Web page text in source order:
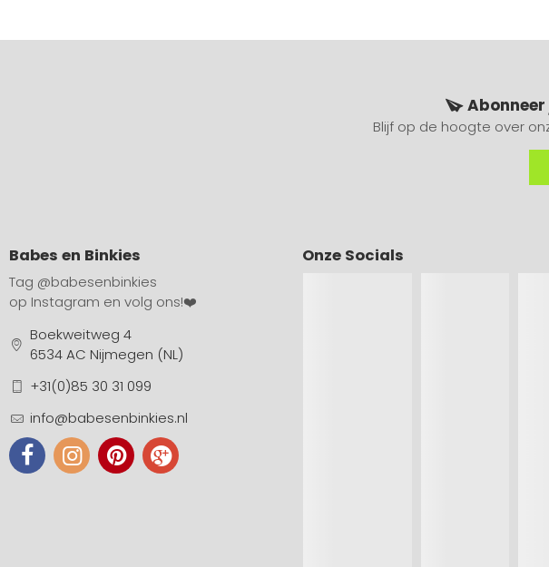
Blijf op de hoogte over
Babes en Binkies
Tag @babesenbinkies
op Instagram en volg ons!❤️
Boekweitweg 4
6534 AC Nijmegen (NL)
+31(0)85 30 31 099
info@babesenbinkies.nl
Onze Socials